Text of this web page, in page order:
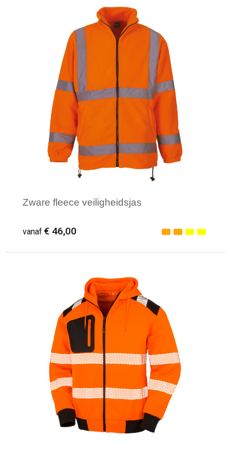
Minimale afname: 1
Zware fleece veiligheidsjas
vanaf € 46,00
Minimale afname: 1